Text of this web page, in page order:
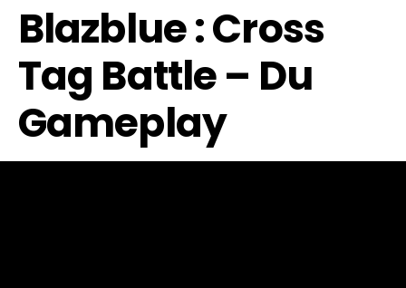
Blazblue : Cross
Tag Battle – Du
Gameplay